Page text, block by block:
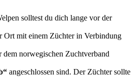
solltest du dich lange vor der
Ort mit einem Züchter in Verbindung
norwegischen Zuchtverband
angeschlossen sind. Der Züchter sollte